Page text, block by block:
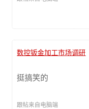
数控钣金加工市场调研
挺搞笑的
跟帖来自电脑端